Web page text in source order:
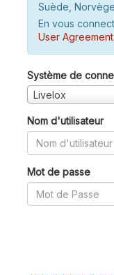
Suède,
En vous
User Agreement
Système de
Livelox
Nom d'utilisateur
Mot de passe